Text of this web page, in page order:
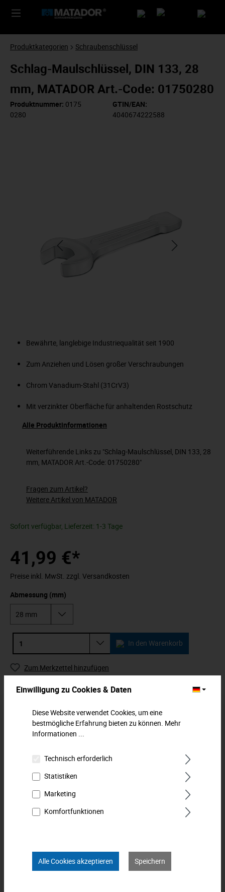
Produktkategorien Schraubenschlüssel
Schlag-Maulschlüssel, DIN 133, 28
mm, MATADOR Art.-Code: 01750280
Produktnummer: 0175
0280
GTIN/EAN:
4040674222588
Bewährte, langlebige Industriequalität seit 1900
Zum Anziehen und Lösen großer Verschraubungen
Chrom Vanadium-Stahl (31CrV3)
Mit verzinkter Oberfläche für anhaltenden Rostschutz
Alle Produktinformationen
Weiterführende Links zu "Schlag-Maulschlüssel, DIN 133, 28
mm, MATADOR Art.-Code: 01750280"
Fragen zum Artikel?
Weitere Artikel von MATADOR
Sofort verfügbar, Lieferzeit: 1-3 Tage
41,99 €*
Preise inkl. MwSt. zzgl. Versandkosten
Abmessung (mm)
In den Warenkorb
Zum Merkzettel hinzufügen
Schlag-Maulschlüssel nach DIN 133, der bewährte Klassiker
von MATADOR zum Anziehen und Lösen großer
Verschraubungen, z. B. f…
Downloads
Bewertungen
Einwilligung zu Cookies & Daten
Diese Website verwendet Cookies, um eine
bestmögliche Erfahrung bieten zu können. Mehr
Informationen ...
Technisch erforderlich
Statistiken
Marketing
Komfortfunktionen
Alle Cookies akzeptieren Speichern